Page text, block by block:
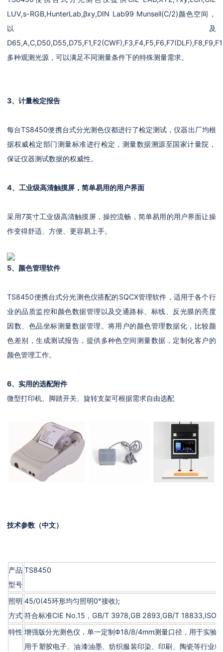
LUV,s-RGB,HunterLab,βxy,DIN Lab99 Munsell(C/2)颜色空间，
以及
多种观测光源，可以满足不同测量条件下的特殊测量需求。
3、计量检定报告
每台TS8450便携台式分光测色仪都进行了检定测试，仪器出厂均根
据权威检定部门测量标准进行检定，测量数据溯源至国家计量院，
保证仪器测试数据的权威性。
4、工业级高清触摸屏，简单易用的用户界面
采用7英寸工业级高清触摸屏，操控流畅，简单易用的用户界面让操
作变得舒适、方便、更容易上手。
5、颜色管理软件
TS8450便携台式分光测色仪搭配的SQCX管理软件，适用于各个行
业的品质监控和颜色数据管理以及交通路标、标线、反光膜的亮度
因数、色品坐标测量数据管理。将用户的颜色管理数据化，比较颜
色差别，生成测试报告，提供多种色空间测量数据，定制化客户的
颜色管理工作。
6、实用的选配附件
微型打印机、脚踏开关、旋转支架可根据需求自由选配
技术参数（中文）
产品
型号
TS8450
照明
方式
45/0(45环形均匀照明0°接收);
符合标准CIE No.15，GB/T 3978,GB 2893,GB/T
特性 增强版分光测色仪，单一定制Φ18/8/4mm测量口径，用于实验
用于塑胶电子、油漆油墨、纺织服装印染、印刷、陶瓷等行业